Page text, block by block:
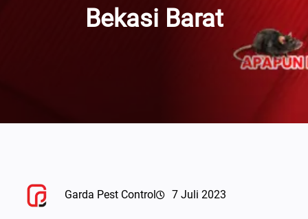
Bekasi Barat
Garda Pest Control 7 Juli 2023